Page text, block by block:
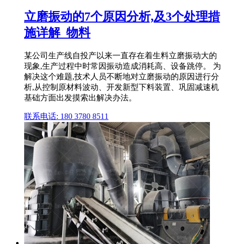
立磨振动的7个原因分析,及3个处理措
施详解_物料
某公司生产线自投产以来一直存在着生料立磨振动大的
现象,生产过程中时常因振动造成消耗高、设备跳停。 为
解决这个难题,技术人员不断地对立磨振动的原因进行分
析,从控制原材料波动、开发新型下料装置、巩固减速机
基础方面出发摸索出解决办法。
联系电话: 180 3780 8511